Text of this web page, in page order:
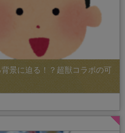
景に迫る！？超獣コラボの可